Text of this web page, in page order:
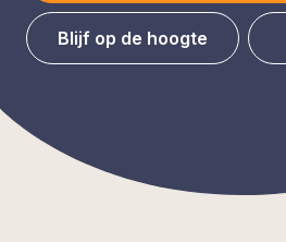
Blijf op de hoogte